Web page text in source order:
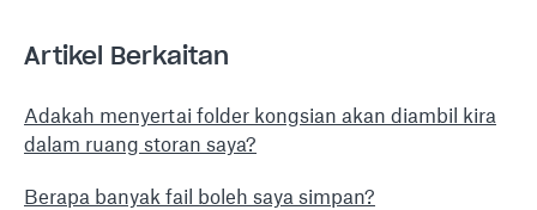
Artikel Berkaitan
Adakah menyertai folder kongsian akan diambil kira
dalam ruang storan saya?
Berapa banyak fail boleh saya simpan?